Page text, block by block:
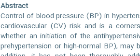
Abstract
Control of blood pressure (BP) in
cardiovascular (CV) risk and is a
whether an initiation of the
prehypertension or high-normal BP),